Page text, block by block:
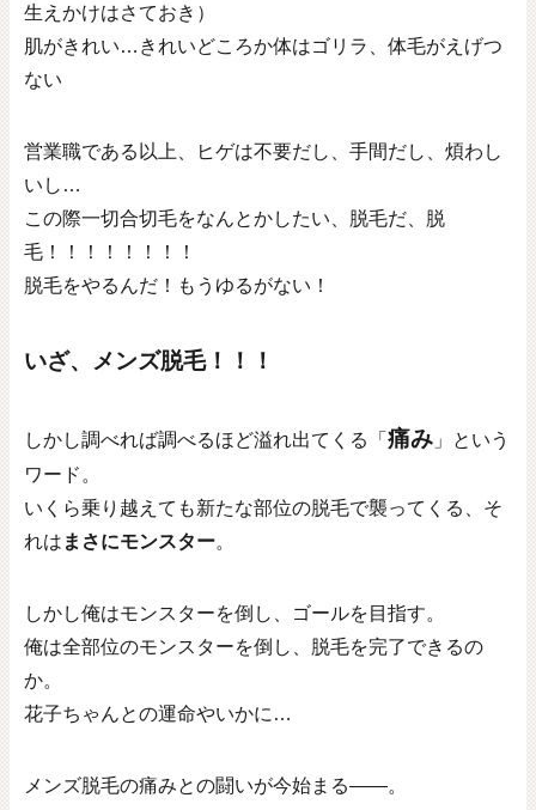
生えかけはさておき）
肌がきれい…きれいどころか体はゴリラ、体毛がえげつ
ない
営業職である以上、ヒゲは不要だし、手間だし、煩わし
いし…
この際一切合切毛をなんとかしたい、脱毛だ、脱
毛！！！！！！！！
脱毛をやるんだ！もうゆるがない！
いざ、メンズ脱毛！！！
しかし調べれば調べるほど溢れ出てくる「 痛み 」という
ワード。
いくら乗り越えても新たな部位の脱毛で襲ってくる、そ
れは まさにモンスター。
しかし俺はモンスターを倒し、ゴールを目指す。
俺は全部位のモンスターを倒し、脱毛を完了できるの
か。
花子ちゃんとの運命やいかに…
メンズ脱毛の痛みとの闘いが今始まる――。